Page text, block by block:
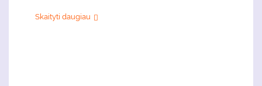
Skaityti daugiau